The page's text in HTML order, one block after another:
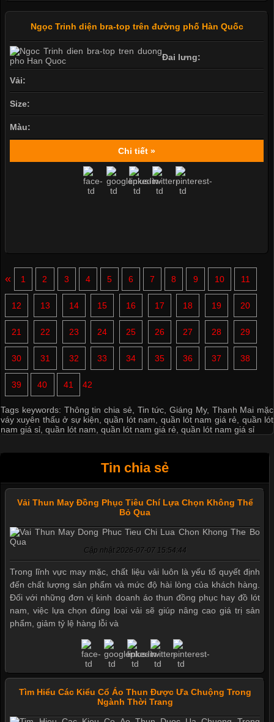
Ngọc Trinh diện bra-top trên đường phố Hàn Quốc
Đai lưng:
Vải:
Size:
Màu:
Chi tiết »
« 1 2 3 4 5 6 7 8 9 10 11
12 13 14 15 16 17 18 19 20
21 22 23 24 25 26 27 28 29
30 31 32 33 34 35 36 37 38
39 40 41 42
Tags keywords: Thông tin chia sẻ, Tin tức, Giáng My, Thanh Mai mặc
váy xuyên thấu ở sự kiện,quần lót nam, quần lót nam giá rẻ, quần lót
nam giá sỉ, quần lót nam, quần lót nam giá rẻ, quần lót nam giá sỉ
Tin chia sẻ
Vải Thun May Đồng Phục Tiêu Chí Lựa Chọn Không Thể
Bỏ Qua
Cập nhật 2026-07-07 15:54:44
Trong lĩnh vực may mặc, chất liệu vải luôn là yếu tố quyết định
đến chất lượng sản phẩm và mức độ hài lòng của khách hàng.
Đối với những đơn vị kinh doanh áo thun đồng phục hay đồ lót
nam, việc lựa chọn đúng loại vải sẽ giúp nâng cao giá trị sản
phẩm, giảm tỷ lệ hàng lỗi và
Tìm Hiểu Các Kiểu Cổ Áo Thun Được Ưa Chuộng Trong
Ngành Thời Trang